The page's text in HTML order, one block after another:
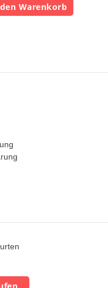
Warenkorb